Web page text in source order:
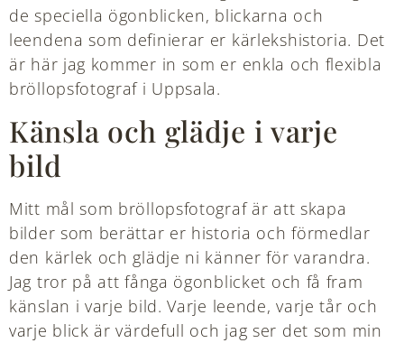
de speciella ögonblicken, blickarna och
leendena som definierar er kärlekshistoria. Det
är här jag kommer in som er enkla och flexibla
bröllopsfotograf i Uppsala.
Känsla och glädje i varje
bild
Mitt mål som bröllopsfotograf är att skapa
bilder som berättar er historia och förmedlar
den kärlek och glädje ni känner för varandra.
Jag tror på att fånga ögonblicket och få fram
känslan i varje bild. Varje leende, varje tår och
varje blick är värdefull och jag ser det som min